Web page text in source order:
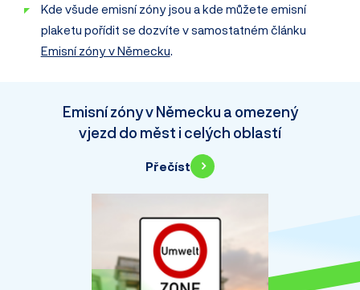
Kde všude emisní zóny jsou a kde můžete emisní
plaketu pořídit se dozvíte v samostatném článku
Emisní zóny v Německu.
Emisní zóny v Německu a omezený
vjezd do měst i celých oblastí
Přečíst